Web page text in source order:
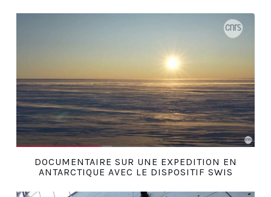
DOCUMENTAIRE SUR UNE EXPEDITION EN
ANTARCTIQUE AVEC LE DISPOSITIF SWIS